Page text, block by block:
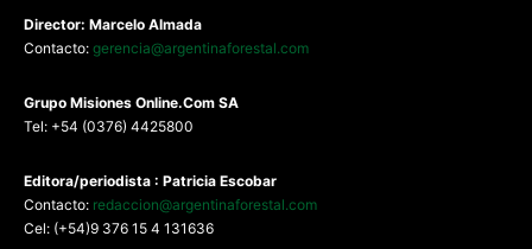
Director: Marcelo Almada
Contacto: gerencia@argentinaforestal.com
Grupo Misiones Online.Com SA
Tel: +54 (0376) 4425800
Editora/periodista : Patricia Escobar
Contacto: redaccion@argentinaforestal.com
Cel: (+54)9 376 15 4 131636